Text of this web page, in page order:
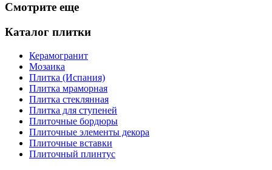
Смотрите еще
Каталог плитки
Керамогранит
Мозаика
Плитка (Испания)
Плитка мраморная
Плитка стеклянная
Плитка для ступеней
Плиточные бордюры
Плиточные элементы декора
Плиточные вставки
Плиточный плинтус